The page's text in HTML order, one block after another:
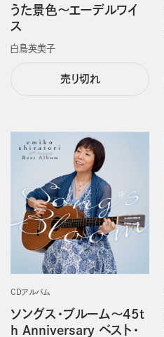
うた景色～エーデルワイ
ス
白鳥英美子
売り切れ
CDアルバム
ソングス・ブルーム～45t
h Anniversary ベスト・